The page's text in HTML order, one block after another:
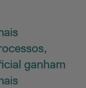
ganham